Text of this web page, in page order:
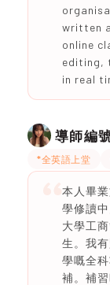
written
online
editing,
in real
導師編
*全英語上堂
本人畢
學修讀
大學工
生。我
學嘅全
補。補